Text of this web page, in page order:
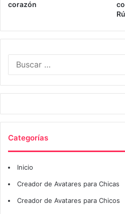
corazón
Categorías
Inicio
Creador de Avatares para Chicas
Creador de Avatares para Chicos